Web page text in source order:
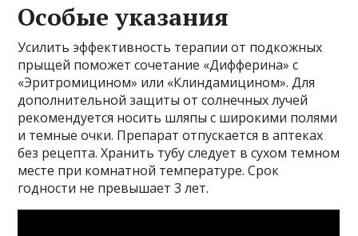
Особые указания
Усилить эффективность терапии от подкожных
прыщей поможет сочетание «Дифферина» с
«Эритромицином» или «Клиндамицином». Для
дополнительной защиты от солнечных лучей
рекомендуется носить шляпы с широкими полями
и темные очки. Препарат отпускается в аптеках
без рецепта. Хранить тубу следует в сухом темном
месте при комнатной температуре. Срок
годности не превышает 3 лет.